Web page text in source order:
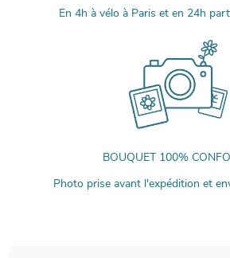
En 4h à vélo à Paris et en 24h
BOUQUET 100%
Photo prise avant l'expédition et